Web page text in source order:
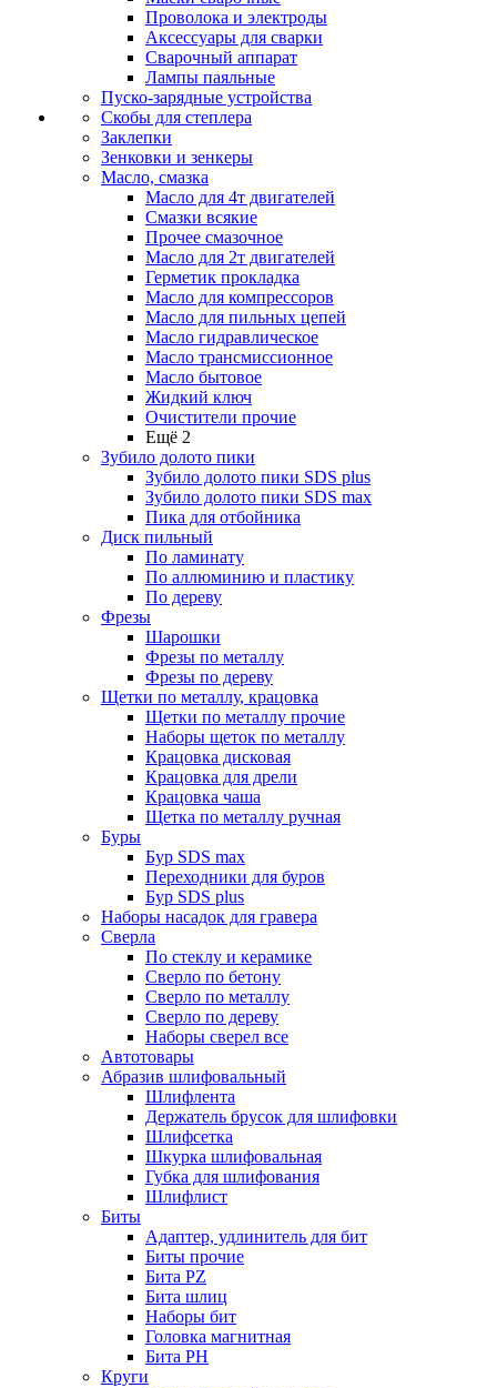
Проволока и электроды
Аксессуары для сварки
Сварочный аппарат
Лампы паяльные
Пуско-зарядные устройства
Скобы для степлера
Заклепки
Зенковки и зенкеры
Масло, смазка
Масло для 4т двигателей
Смазки всякие
Прочее смазочное
Масло для 2т двигателей
Герметик прокладка
Масло для компрессоров
Масло для пильных цепей
Масло гидравлическое
Масло трансмиссионное
Масло бытовое
Жидкий ключ
Очистители прочие
Ещё 2
Зубило долото пики
Зубило долото пики SDS plus
Зубило долото пики SDS max
Пика для отбойника
Диск пильный
По ламинату
По аллюминию и пластику
По дереву
Фрезы
Шарошки
Фрезы по металлу
Фрезы по дереву
Щетки по металлу, крацовка
Щетки по металлу прочие
Наборы щеток по металлу
Крацовка дисковая
Крацовка для дрели
Крацовка чаша
Щетка по металлу ручная
Буры
Бур SDS max
Переходники для буров
Бур SDS plus
Наборы насадок для гравера
Сверла
По стеклу и керамике
Сверло по бетону
Сверло по металлу
Сверло по дереву
Наборы сверел все
Автотовары
Абразив шлифовальный
Шлифлента
Держатель брусок для шлифовки
Шлифсетка
Шкурка шлифовальная
Губка для шлифования
Шлифлист
Биты
Адаптер, удлинитель для бит
Биты прочие
Бита PZ
Бита шлиц
Наборы бит
Головка магнитная
Бита PH
Круги